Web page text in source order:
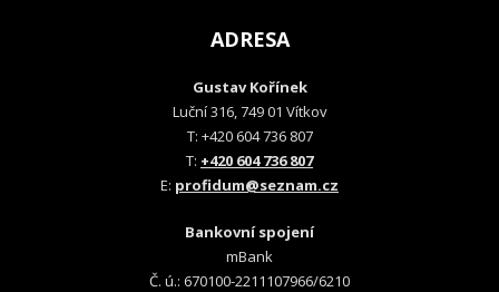
ADRESA
Gustav Kořínek
Luční 316, 749 01 Vítkov
T: +420 604 736 807
T: +420 604 736 807
E: profidum@seznam.cz
Bankovní spojení
mBank
Č. ú.: 670100-2211107966/6210